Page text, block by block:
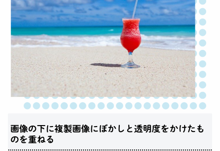
画像の下に複製画像にぼかしと透明度をかけたも
のを重ねる